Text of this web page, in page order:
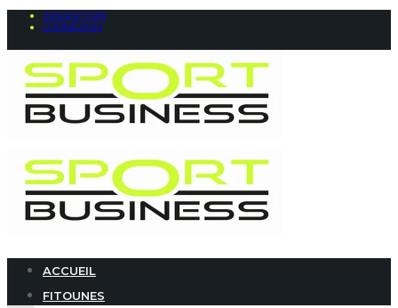
INSCRIPTION
CONNEXION
ACCUEIL
FITOUNES